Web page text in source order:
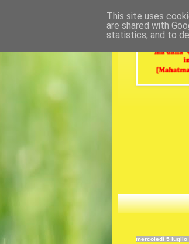
mercoledì 5 luglio
This site uses
are shared with
statistics, and to